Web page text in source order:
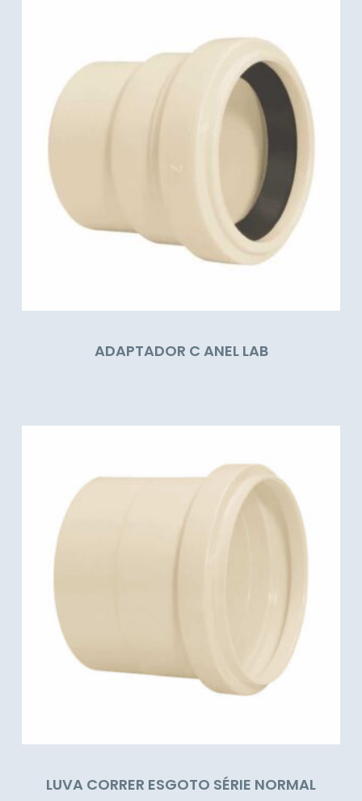
ADAPTADOR C ANEL LAB
LUVA CORRER ESGOTO SÉRIE NORMAL